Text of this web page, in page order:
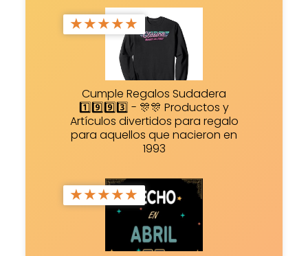
★★★★★
Cumple Regalos Sudadera
1️⃣9️⃣9️⃣3️⃣ - 🎊🎊 Productos y
Artículos divertidos para regalo
para aquellos que nacieron en
1993
★★★★★